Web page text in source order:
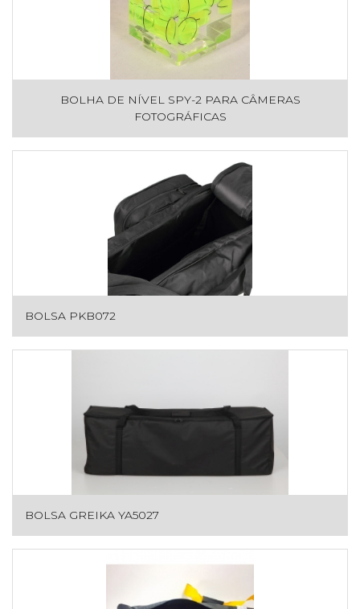
BOLHA DE NÍVEL SPY-2 PARA CÂMERAS
FOTOGRÁFICAS
BOLSA PKB072
BOLSA GREIKA YA5027